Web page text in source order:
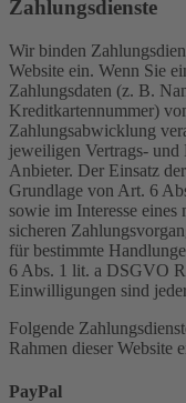
Zahlungsdienste
Wir binden
Website ein. Wenn Sie
Zahlungsdaten (z. B.
Kreditkartennummer)
Zahlungsabwicklung
jeweiligen Vertrags- und
Anbieter. Der Einsatz
Grundlage von Art. 6
sowie im Interesse
sicheren
für bestimmte
6 Abs. 1 lit. a DSGVO
Einwilligungen sind
Folgende
Rahmen dieser Website
PayPal